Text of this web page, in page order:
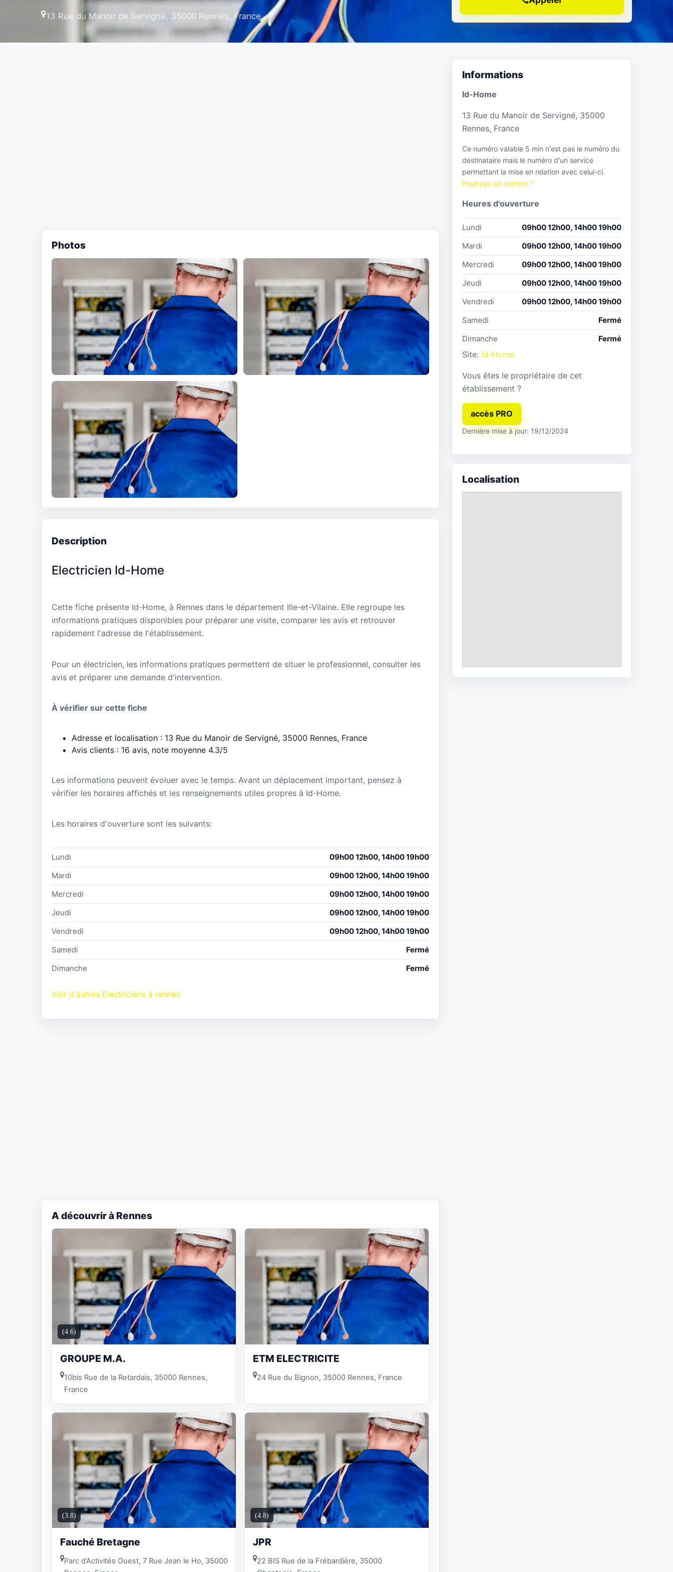
13 Rue du Manoir de Servigné, 35000 Rennes, France
Photos
Description
Electricien Id-Home
Cette fiche présente Id-Home, à Rennes dans le département Ille-et-Vilaine. Elle regroupe les
informations pratiques disponibles pour préparer une visite, comparer les avis et retrouver
rapidement l'adresse de l'établissement.
Pour un électricien, les informations pratiques permettent de situer le professionnel, consulter les
avis et préparer une demande d'intervention.
À vérifier sur cette fiche
Adresse et localisation : 13 Rue du Manoir de Servigné, 35000 Rennes, France
Avis clients : 16 avis, note moyenne 4.3/5
Les informations peuvent évoluer avec le temps. Avant un déplacement important, pensez à
vérifier les horaires affichés et les renseignements utiles propres à Id-Home.
Les horaires d'ouverture sont les suivants:
Lundi
09h00 12h00, 14h00 19h00
Mardi
09h00 12h00, 14h00 19h00
Mercredi
09h00 12h00, 14h00 19h00
Jeudi
09h00 12h00, 14h00 19h00
Vendredi
09h00 12h00, 14h00 19h00
Samedi
Fermé
Dimanche
Fermé
Voir d'autres Electriciens à rennes
A découvrir à Rennes
(4.6)
GROUPE M.A.
10bis Rue de la Retardais, 35000 Rennes,
France
ETM ELECTRICITE
24 Rue du Bignon, 35000 Rennes, France
(3.8)
Fauché Bretagne
Parc d’Activités Ouest, 7 Rue Jean le Ho, 35000
(4.8)
JPR
22 BIS Rue de la Frébardière, 35000
Informations
Id-Home
13 Rue du Manoir de Servigné, 35000
Rennes, France
Ce numéro valable 5 min n'est pas le numéro du
destinataire mais le numéro d'un service
permettant la mise en relation avec celui-ci.
Pourquoi ce numéro ?
Heures d'ouverture
Lundi
09h00 12h00, 14h00 19h00
Mardi
09h00 12h00, 14h00 19h00
Mercredi
09h00 12h00, 14h00 19h00
Jeudi
09h00 12h00, 14h00 19h00
Vendredi
09h00 12h00, 14h00 19h00
Samedi
Fermé
Dimanche
Fermé
Site: Id-Home
Vous êtes le propriétaire de cet
établissement ?
accès PRO
Dernière mise à jour: 19/12/2024
Localisation